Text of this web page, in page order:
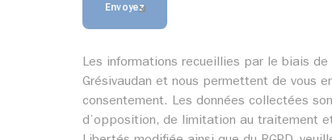
Envoyez
Les informations recueillies par le biais
Grésivaudan et nous permettent de vous
consentement. Les données collectées
d’opposition, de limitation au traitement